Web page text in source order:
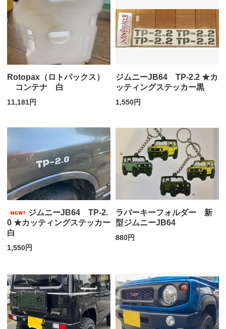
Rotopax（ロトパックス）
コンテナ 白
11,181円
ジムニーJB64 TP-2.2 ★カ
ッティングステッカー黒
1,550円
ジムニーJB64 TP-2.
0 ★カッティングステッカー
白
1,550円
ラバーキーフォルダー 新
型ジムニーJB64
880円